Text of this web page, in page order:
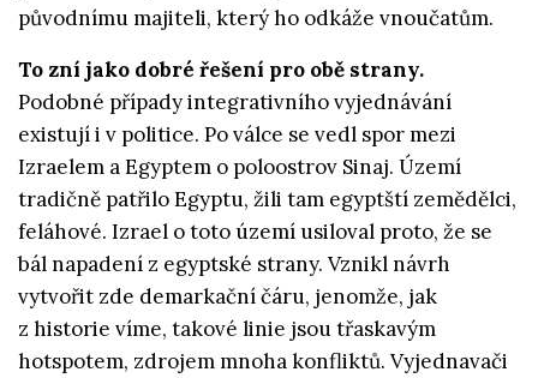
původnímu majiteli, který ho odkáže vnoučatům.
To zní jako dobré řešení pro obě strany.
Podobné případy integrativního vyjednávání
existují i v politice. Po válce se vedl spor mezi
Izraelem a Egyptem o poloostrov Sinaj. Území
tradičně patřilo Egyptu, žili tam egyptští zemědělci,
feláhové. Izrael o toto území usiloval proto, že se
bál napadení z egyptské strany. Vznikl návrh
vytvořit zde demarkační čáru, jenomže, jak
z historie víme, takové linie jsou třaskavým
hotspotem, zdrojem mnoha konfliktů. Vyjednavači